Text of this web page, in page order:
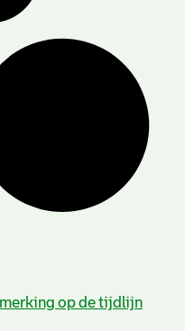
op de tijdlijn